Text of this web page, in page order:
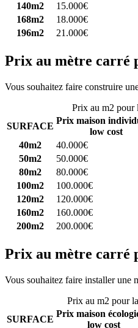
140m2
15.000€
168m2
18.000€
196m2
21.000€
Prix au mètre carré
Vous souhaitez faire construire
Prix au m2 pour
SURFACE
Prix maison
low cost
40m2
40.000€
50m2
50.000€
80m2
80.000€
100m2
100.000€
120m2
120.000€
160m2
160.000€
200m2
200.000€
Prix au mètre carré
Vous souhaitez faire installer une
Prix au m2 pour
SURFACE
Prix maison
low cost